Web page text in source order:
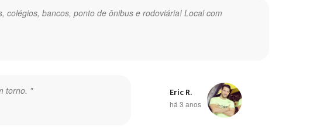
bancos, ponto de ônibus e rodoviária! Local com
torno. " Eric R.
há 3 anos